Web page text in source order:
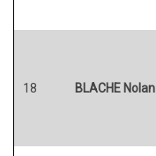
18 BLACHE Nolan